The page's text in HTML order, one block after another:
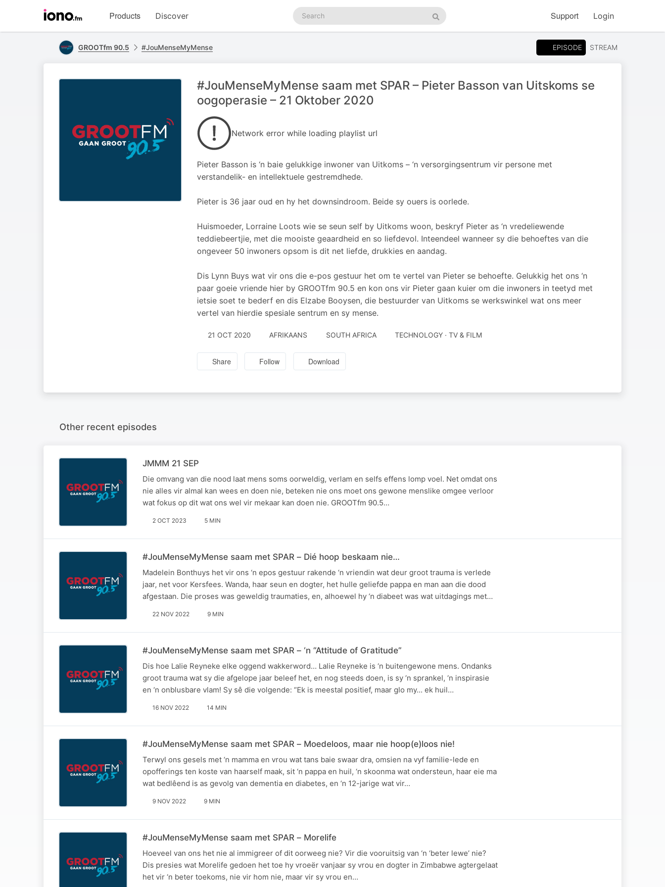
homepage
Products Discover
Search
podcasts
Search
Support Login
GROOTfm 90.5 #JouMenseMyMense EPISODE STREAM
#JouMenseMyMense saam met SPAR – Pieter Basson van Uitskoms se
oogoperasie – 21 Oktober 2020
Network error while loading playlist url
Pieter Basson is ‘n baie gelukkige inwoner van Uitkoms – ‘n versorgingsentrum vir persone met
verstandelik- en intellektuele gestremdhede.
Pieter is 36 jaar oud en hy het downsindroom. Beide sy ouers is oorlede.
Huismoeder, Lorraine Loots wie se seun self by Uitkoms woon, beskryf Pieter as ‘n vredeliewende
teddiebeertjie, met die mooiste geaardheid en so liefdevol. Inteendeel wanneer sy die behoeftes van die
ongeveer 50 inwoners opsom is dit net liefde, drukkies en aandag.
Dis Lynn Buys wat vir ons die e-pos gestuur het om te vertel van Pieter se behoefte. Gelukkig het ons ‘n
paar goeie vriende hier by GROOTfm 90.5 en kon ons vir Pieter gaan kuier om die inwoners in teetyd met
ietsie soet te bederf en dis Elzabe Booysen, die bestuurder van Uitkoms se werkswinkel wat ons meer
vertel van hierdie spesiale sentrum en sy mense.
21 OCT 2020 AFRIKAANS SOUTH AFRICA TECHNOLOGY · TV & FILM
Share Follow Download
Other recent episodes
JMMM 21 SEP
Die omvang van die nood laat mens soms oorweldig, verlam en selfs effens lomp voel. Net omdat ons
nie alles vir almal kan wees en doen nie, beteken nie ons moet ons gewone menslike omgee verloor
wat fokus op dit wat ons wel vir mekaar kan doen nie. GROOTfm 90.5…
2 OCT 2023 5 MIN
#JouMenseMyMense saam met SPAR – Dié hoop beskaam nie…
Madelein Bonthuys het vir ons ‘n epos gestuur rakende ‘n vriendin wat deur groot trauma is verlede
jaar, net voor Kersfees. Wanda, haar seun en dogter, het hulle geliefde pappa en man aan die dood
afgestaan. Die proses was geweldig traumaties, en, alhoewel hy ‘n diabeet was wat uitdagings met…
22 NOV 2022 9 MIN
#JouMenseMyMense saam met SPAR – ‘n “Attitude of Gratitude”
Dis hoe Lalie Reyneke elke oggend wakkerword… Lalie Reyneke is ‘n buitengewone mens. Ondanks
groot trauma wat sy die afgelope jaar beleef het, en nog steeds doen, is sy ‘n sprankel, ‘n inspirasie
en ‘n onblusbare vlam! Sy sê die volgende: “Ek is meestal positief, maar glo my... ek huil…
16 NOV 2022 14 MIN
#JouMenseMyMense saam met SPAR – Moedeloos, maar nie hoop(e)loos nie!
Terwyl ons gesels met ‘n mamma en vrou wat tans baie swaar dra, omsien na vyf familie-lede en
opofferings ten koste van haarself maak, sit ‘n pappa en huil, ‘n skoonma wat ondersteun, haar eie ma
wat bedlêend is as gevolg van dementia en diabetes, en ‘n 12-jarige wat vir…
9 NOV 2022 9 MIN
#JouMenseMyMense saam met SPAR – Morelife
Hoeveel van ons het nie al immigreer of dit oorweeg nie? Vir die vooruitsig van ‘n ‘beter lewe’ nie?
Dis presies wat Morelife gedoen het toe hy vroeër vanjaar sy vrou en dogter in Zimbabwe agtergelaat
het vir ‘n beter toekoms, nie vir hom nie, maar vir sy vrou en…